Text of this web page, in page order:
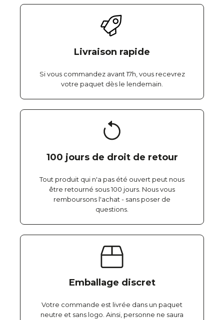
Livraison rapide
Si vous commandez avant 17h, vous recevrez
votre paquet dès le lendemain.
100 jours de droit de retour
Tout produit qui n'a pas été ouvert peut nous
être retourné sous 100 jours. Nous vous
remboursons l'achat - sans poser de
questions.
Emballage discret
Votre commande est livrée dans un paquet
neutre et sans logo. Ainsi, personne ne saura